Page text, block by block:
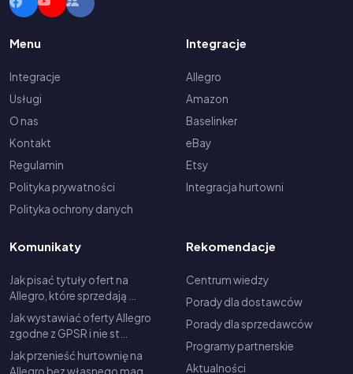
Menu
Integracje
Usługi
O nas
Kontakt
Regulamin
Polityka prywatności
Polityka ochrony danych
Integracje
Allegro
Amazon
Baselinker
eBay
Etsy
Integracja hurtowni
Komunikaty
Jak pisać tytuły ofert na
Allegro, które sprzedają …
Jak wystawiać oferty Allegro
zgodne z GPSR i nie st…
Jak przenieść hurtownię na
Allegro bez własnego mag…
Rekomendacje
Centrum wiedzy
Porady dla dostawców
Porady dla sprzedawców
Programy partnerskie
Aktualności